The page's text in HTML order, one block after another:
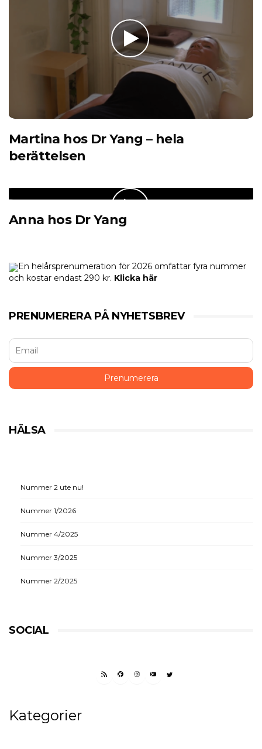
Martina hos Dr Yang – hela
berättelsen
Anna hos Dr Yang
En helårsprenumeration för 2026 omfattar fyra nummer
och kostar endast 290 kr. Klicka här
PRENUMERERA PÅ NYHETSBREV
HÄLSA
Nummer 2 ute nu!
Nummer 1/2026
Nummer 4/2025
Nummer 3/2025
Nummer 2/2025
SOCIAL
RSS FEEDFACEBOOK
INSTAGRAM
YOUTUBETWITTER
Kategorier